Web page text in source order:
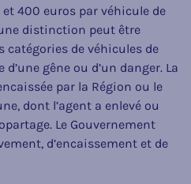
400 euros par véhicule de
distinction peut être
catégories de véhicules de
gêne ou d’un danger. La
par la Région ou le
dont l’agent a enlevé ou
Le Gouvernement
d’encaissement et de